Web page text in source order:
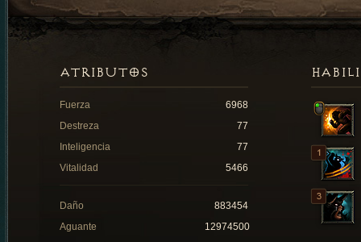
ATRIBUTOS
Fuerza
6968
Destreza
77
Inteligencia
77
Vitalidad
5466
Daño
883454
Aguante
12974500